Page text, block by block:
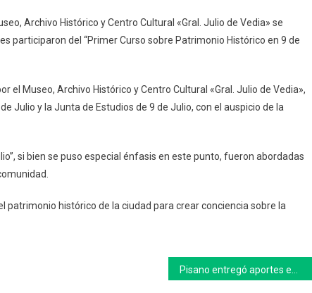
Patrimonio
Histórico
De
Julio
Archivo Histórico y Centro Cultural «Gral. Julio de Vedia» se
participaron del “Primer Curso sobre Patrimonio Histórico en 9 de
el Museo, Archivo Histórico y Centro Cultural «Gral. Julio de Vedia»,
Julio y la Junta de Estudios de 9 de Julio, con el auspicio de la
si bien se puso especial énfasis en este punto, fueron abordadas
patrimonio histórico de la ciudad para crear conciencia sobre la
Pisano entregó aportes económicos a instituciones educativas de Bolívar